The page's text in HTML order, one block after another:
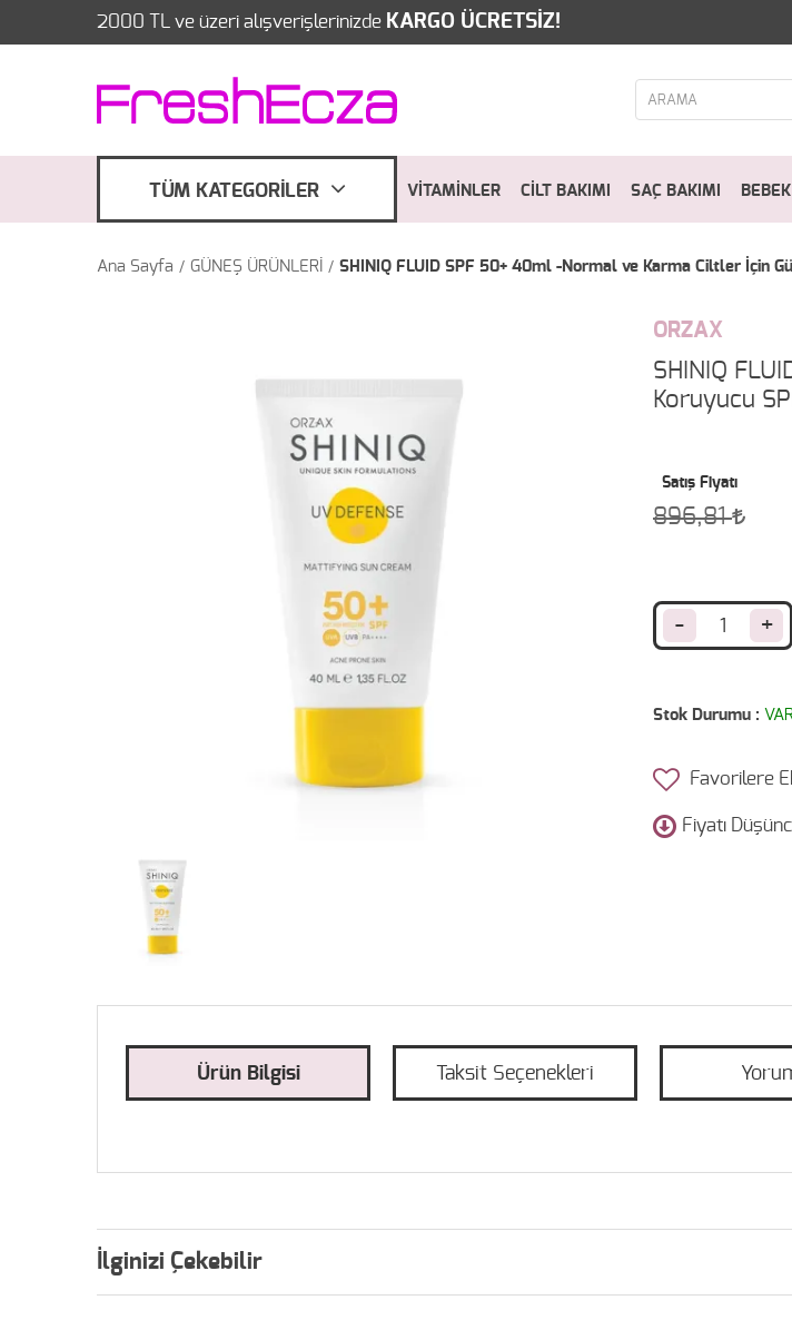
2000 TL ve üzeri alışverişlerinizde KARGO ÜCRETSİZ!
TÜM KATEGORİLER VİTAMİNLER CİLT BAKIMI SAÇ BAKIMI
Ana Sayfa GÜNEŞ ÜRÜNLERİ SHINIQ FLUID SPF 50+ 40ml -Normal ve Karma Ciltler İçin
ORZAX
SHINIQ
Koruyucu
Satış Fiyatı
896,81
- +
Stok Durumu :
Favorilere
Fiyatı
Ürün Bilgisi Taksit Seçenekleri
İlginizi Çekebilir